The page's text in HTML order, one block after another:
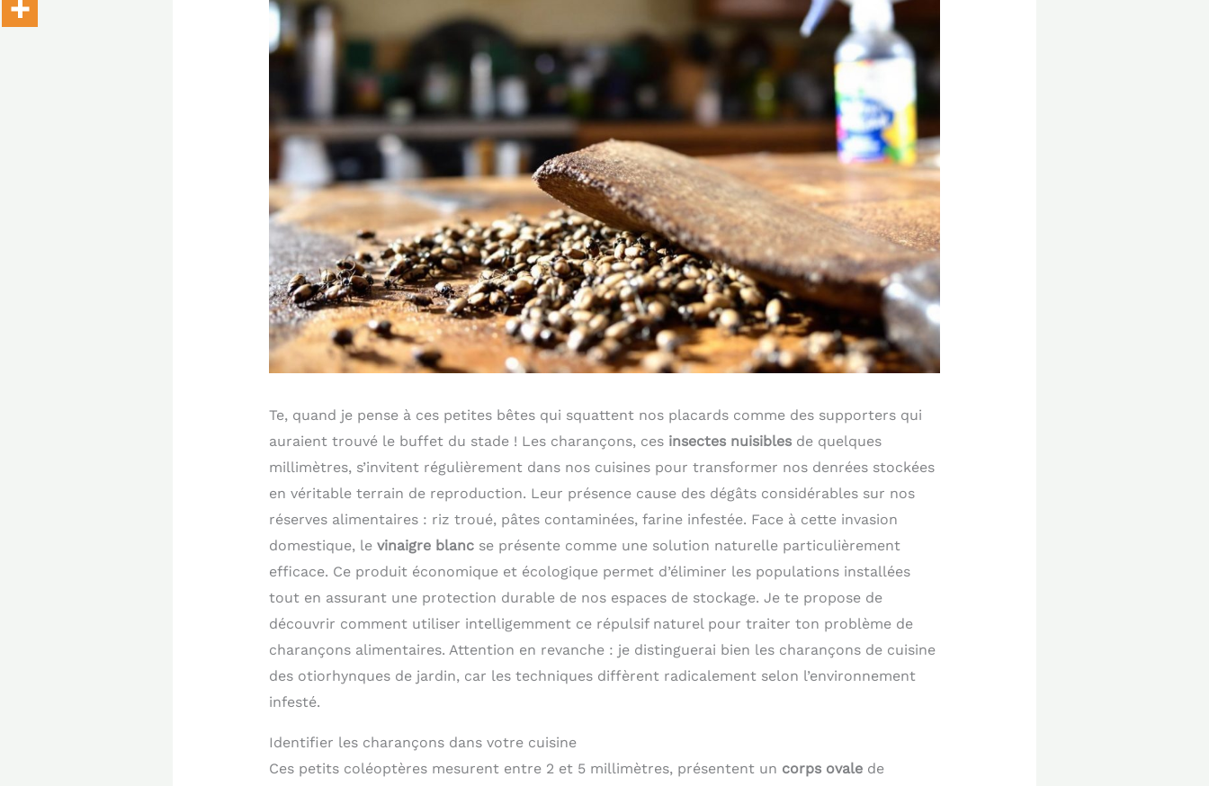
Te, quand je pense à ces petites bêtes qui squattent nos placards comme des supporters qui
auraient trouvé le buffet du stade ! Les charançons, ces insectes nuisiblesde quelques
millimètres, s’invitent régulièrement dans nos cuisines pour transformer nos denrées stockées
en véritable terrain de reproduction. Leur présence cause des dégâts considérables sur nos
réserves alimentaires : riz troué, pâtes contaminées, farine infestée. Face à cette invasion
domestique, le vinaigre blancse présente comme une solution naturelle particulièrement
efficace. Ce produit économique et écologique permet d’éliminer les populations installées
tout en assurant une protection durable de nos espaces de stockage. Je te propose de
découvrir comment utiliser intelligemment ce répulsif naturel pour traiter ton problème de
charançons alimentaires. Attention en revanche : je distinguerai bien les charançons de cuisine
des otiorhynques de jardin, car les techniques diffèrent radicalement selon l’environnement
infesté.
Identifier les charançons dans votre cuisine
Ces petits coléoptères mesurent entre 2 et 5 millimètres, présentent un corps ovalede